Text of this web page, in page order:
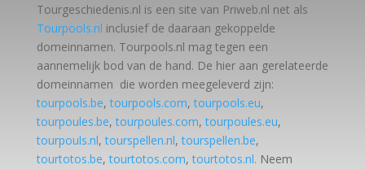
Tourgeschiedenis.nl is een site van Priweb.nl net als
Tourpools.nl inclusief de daaraan gekoppelde
domeinnamen. Tourpools.nl mag tegen een
aannemelijk bod van de hand. De hier aan gerelateerde
domeinnamen die worden meegeleverd zijn:
tourpools.be,tourpools.com,tourpools.eu,
tourpoules.be,tourpoules.com,tourpoules.eu,
tourpouls.nl,tourspellen.nl,tourspellen.be,
tourtotos.be,tourtotos.com,tourtotos.nl. Neem